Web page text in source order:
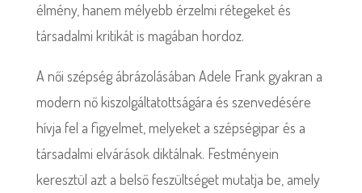
élmény, hanem mélyebb érzelmi rétegeket és
társadalmi kritikát is magában hordoz.
A női szépség ábrázolásában Adele Frank gyakran a
modern nő kiszolgáltatottságára és szenvedésére
hívja fel a figyelmet, melyeket a szépségipar és a
társadalmi elvárások diktálnak. Festményein
keresztül azt a belső feszültséget mutatja be, amely